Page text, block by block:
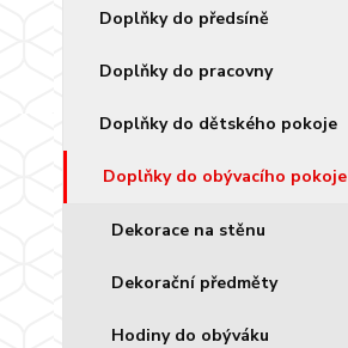
Doplňky do předsíně
Doplňky do pracovny
Doplňky do dětského pokoje
Doplňky do obývacího pokoje
Dekorace na stěnu
Dekorační předměty
Hodiny do obýváku